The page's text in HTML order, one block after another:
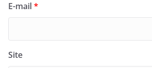
E-mail*
Site